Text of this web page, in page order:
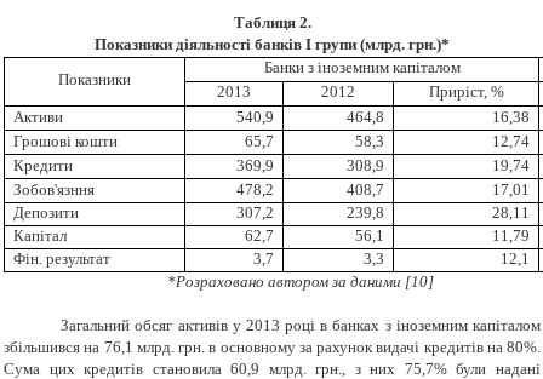
Таблиця 2.
Показники діяльності банків І групи (млрд. грн.)*
Показники
Банки з іноземним капіталом
2013
2012
Приріст, %
Активи
540,9 464,8
16,38
Грошові кошти
65,7 58,3
12,74
Кредити
369,9 308,9
19,74
Зобов'язння
478,2 408,7
17,01
Депозити
307,2 239,8
28,11
Капітал
62,7 56,1
11,79
Фін. результат
3,7 3,3
12,1
*Розраховано автором за даними [10]
Загальний обсяг активів у 2013 році в банках з іноземним капіталом
збільшився на 76,1 млрд. грн. в основному за рахунок видачі кредитів на 80%.
Сума цих кредитів становила 60,9 млрд. грн., з них 75,7% були надані